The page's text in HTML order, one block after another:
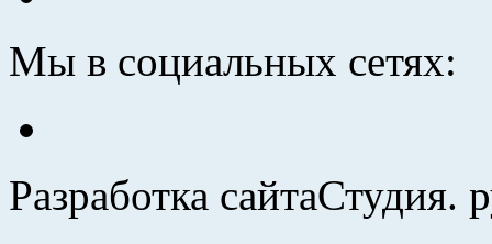
Мы в социальных сетях:
Разработка сайтаСтудия.